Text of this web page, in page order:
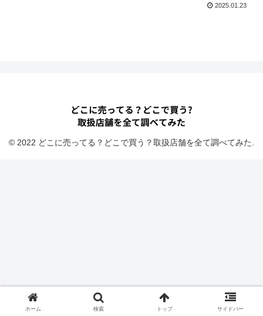
2025.01.23
© 2022 どこに売ってる？どこで買う？取扱店舗を全て調べてみた.
ホーム 検索 トップ サイドバー